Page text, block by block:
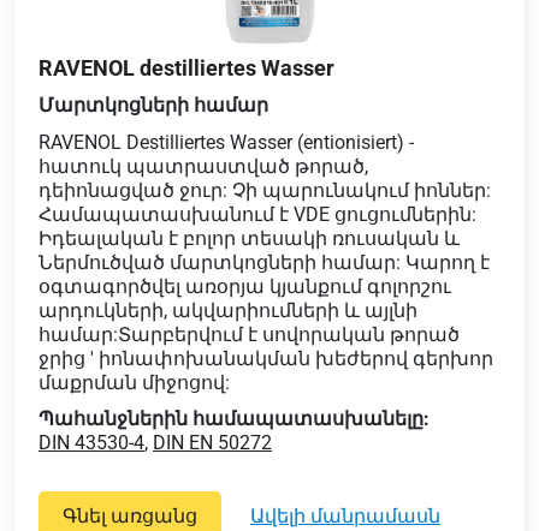
RAVENOL destilliertes Wasser
Մարտկոցների համար
RAVENOL Destilliertes Wasser (entionisiert) -
հատուկ պատրաստված թորած,
դեիոնացված ջուր: Չի պարունակում իոններ:
Համապատասխանում է VDE ցուցումներին:
Իդեալական է բոլոր տեսակի ռուսական և
Ներմուծված մարտկոցների համար: Կարող է
օգտագործվել առօրյա կյանքում գոլորշու
արդուկների, ակվարիումների և այլնի
համար:Տարբերվում է սովորական թորած
ջրից ' իոնափոխանակման խեժերով գերխոր
մաքրման միջոցով:
Պահանջներին համապատասխանելը:
DIN 43530-4, DIN EN 50272
Գնել առցանց ավելի մանրամասն